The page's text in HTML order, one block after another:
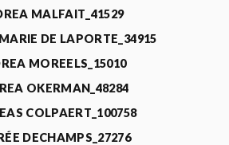
MALFAIT_41529
DE LAPORTE_34915
MOREELS_15010
OKERMAN_48284
COLPAERT_100758
DECHAMPS_27276